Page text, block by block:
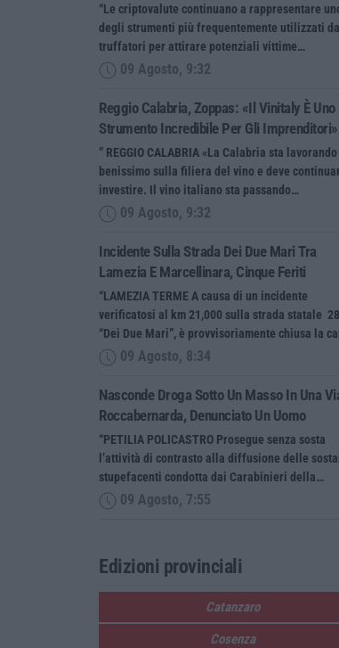
“Le criptovalute continuano a rappresentare
degli strumenti più frequentemente utilizzati
truffatori per attirare potenziali vittime…
09 Agosto, 9:32
Reggio Calabria, Zoppas: «Il Vinitaly È Uno
Strumento Incredibile Per Gli Imprenditori»
” REGGIO CALABRIA «La Calabria sta lavorando
benissimo sulla filiera del vino e deve
investire. Il vino italiano sta passando…
09 Agosto, 9:32
Incidente Sulla Strada Dei Due Mari Tra
Lamezia E Marcellinara, Cinque Feriti
“LAMEZIA TERME A causa di un incidente
verificatosi al km 21,000 sulla strada statale
“Dei Due Mari”, è provvisoriamente chiusa la
09 Agosto, 8:34
Nasconde Droga Sotto Un Masso In Una
Roccabernarda, Denunciato Un Uomo
“PETILIA POLICASTRO Prosegue senza sosta
l’attività di contrasto alla diffusione delle
stupefacenti condotta dai Carabinieri della…
09 Agosto, 7:55
Edizioni provinciali
Catanzaro
Cosenza